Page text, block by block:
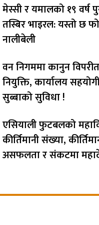
मेस्सी र यमालको १९ वर्ष
तस्बिर भाइरल: यस्तो छ
नालीबेली
वन निगममा कानुन
नियुक्ति, कार्यालय
सुब्बाको सुविधा !
एसियाली फुटबलको
कीर्तिमानी संख्या,
असफलता र संकटमा